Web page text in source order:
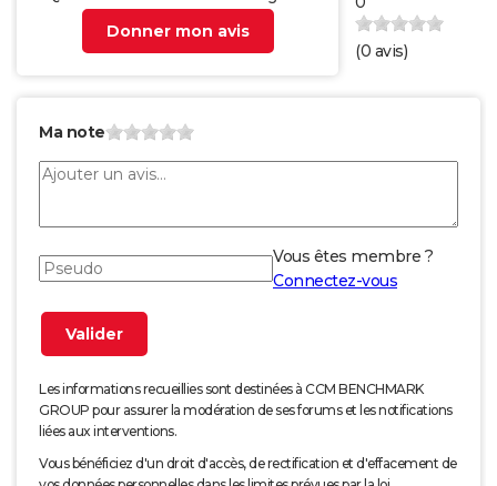
Donner mon avis
(0 avis)
Ma note
Vous êtes membre ?
Connectez-vous
Les informations recueillies sont destinées à CCM BENCHMARK
GROUP pour assurer la modération de ses forums et les notifications
liées aux interventions.
Vous bénéficiez d'un droit d'accès, de rectification et d'effacement de